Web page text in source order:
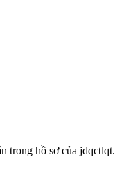
trong hồ sơ của jdqctlqt.